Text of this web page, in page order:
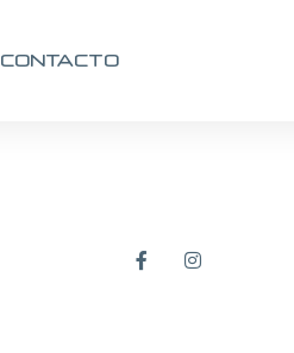
CONTACTO